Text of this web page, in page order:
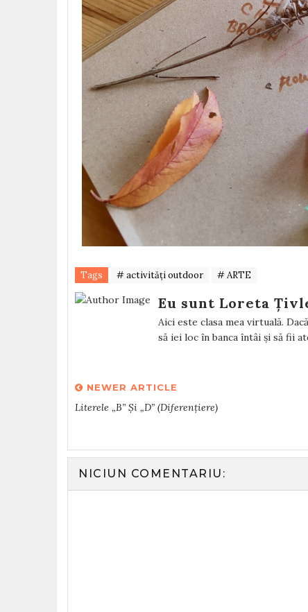
Tags # activități outdoor # ARTE
Eu sunt Loreta
Aici este clasa mea virtuală.
să iei loc în banca întâi și să fii
NEWER ARTICLE
Literele „b” Și „d” (diferențiere)
NICIUN COMENTARIU: